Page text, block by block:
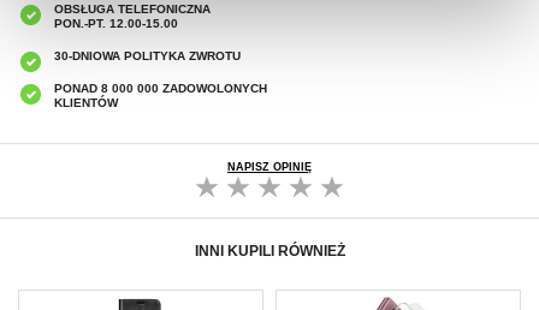
OBSŁUGA TELEFONICZNA
PON.-PT. 12.00-15.00
30-DNIOWA POLITYKA ZWROTU
PONAD 8 000 000 ZADOWOLONYCH
KLIENTÓW
NAPISZ OPINIĘ
INNI KUPILI RÓWNIEŻ